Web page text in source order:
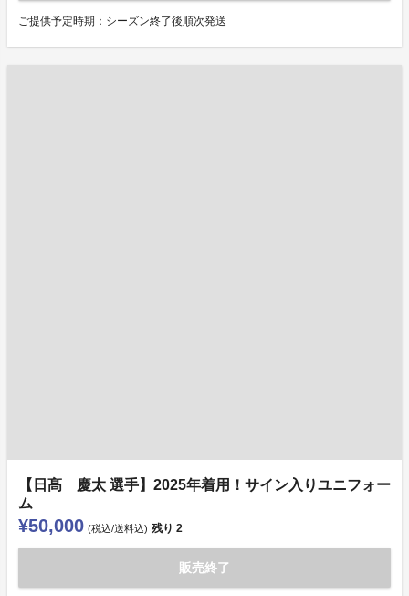
ご提供予定時期：シーズン終了後順次発送
【日髙 慶太 選手】2025年着用！サイン入りユニフォー
ム
¥50,000 (税込/送料込) 残り 2
販売終了